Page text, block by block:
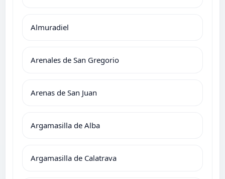
Almuradiel
Arenales de San Gregorio
Arenas de San Juan
Argamasilla de Alba
Argamasilla de Calatrava